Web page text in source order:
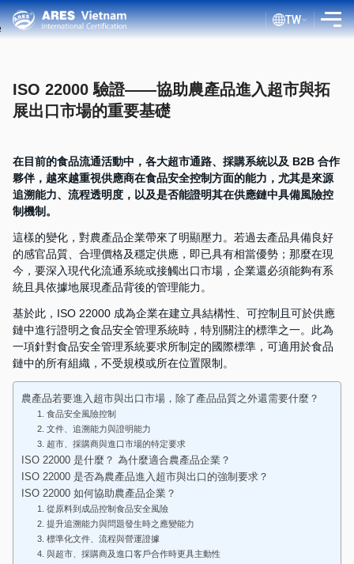
服務
公共文件
ISO 部落格
證書查詢
TW
ISO 22000 驗證——協助農產品進入超市與拓
展出口市場的重要基礎
在目前的食品流通活動中，各大超市通路、採購系統以及 B2B 合作
夥伴，越來越重視供應商在食品安全控制方面的能力，尤其是來源
追溯能力、流程透明度，以及是否能證明其在供應鏈中具備風險控
制機制。
這樣的變化，對農產品企業帶來了明顯壓力。若過去產品具備良好
的感官品質、合理價格及穩定供應，即已具有相當優勢；那麼在現
今，要深入現代化流通系統或接觸出口市場，企業還必須能夠有系
統且具依據地展現產品背後的管理能力。
基於此，ISO 22000 成為企業在建立具結構性、可控制且可於供應
鏈中進行證明之食品安全管理系統時，特別關注的標準之一。此為
一項針對食品安全管理系統要求所制定的國際標準，可適用於食品
鏈中的所有組織，不受規模或所在位置限制。
農產品若要進入超市與出口市場，除了產品品質之外還需要什麼？
1. 食品安全風險控制
2. 文件、追溯能力與證明能力
3. 超市、採購商與進口市場的特定要求
ISO 22000 是什麼？ 為什麼適合農產品企業？
ISO 22000 是否為農產品進入超市與出口的強制要求？
ISO 22000 如何協助農產品企業？
1. 從原料到成品控制食品安全風險
2. 提升追溯能力與問題發生時之應變能力
3. 標準化文件、流程與營運證據
4. 與超市、採購商及進口客戶合作時更具主動性